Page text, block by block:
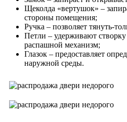
Щеколда «вертушок» –
стороны помещения;
Ручка – позволяет тянуть-
Петли – удерживают створку
распашной механизм;
Глазок – предоставляет
наружной среды.